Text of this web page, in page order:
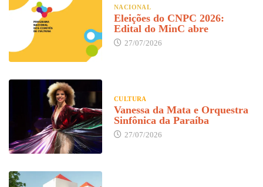
NACIONAL
Eleições do CNPC 2026:
Edital do MinC abre
27/07/2026
CULTURA
Vanessa da Mata e Orquestra
Sinfônica da Paraíba
27/07/2026